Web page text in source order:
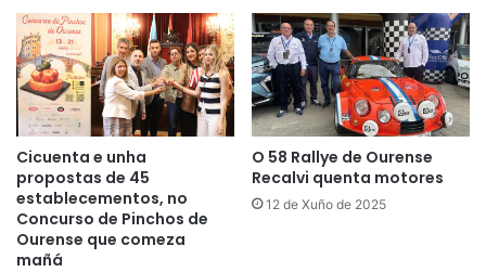
Cicuenta e unha
propostas de 45
establecementos, no
Concurso de Pinchos de
Ourense que comeza
mañá
O 58 Rallye de Ourense
Recalvi quenta motores
12 de Xuño de 2025